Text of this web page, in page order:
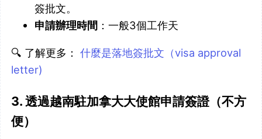
簽批文。
申請辦理時間 ：一般3個工作天
🔍 了解更多：什麼是落地簽批文（visa approval
letter)
3. 透過越南駐加拿大大使館申請簽證（不方
便）